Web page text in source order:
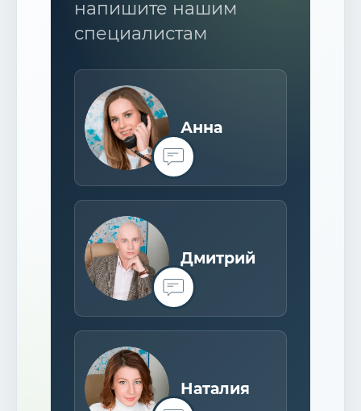
напишите нашим
специалистам
Анна
Дмитрий
Наталия